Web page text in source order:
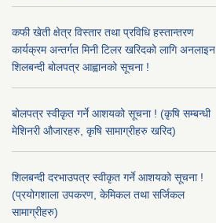
कफी खेती क्षेत्र विस्तार तथा प्रविधि हस्तान्तरण
कार्यक्रम अन्तर्गत मिनी टिलर खरिदको लागि अनलाइन
शिलबन्दी बोलपत्र आह्वानको सूचना !
बोलपत्र स्वीकृत गर्ने आशयको सूचना ! (कृषि सम्बन्धी
मेशिनरी औजारहरु, कृषि सामाग्रीहरु खरिद)
शिलबन्दी दरभाउपत्र स्वीकृत गर्ने आशयको सूचना !
(प्रयोगशाला उपकरण, केमिकल तथा सर्जिकल
सामाग्रीहरु)